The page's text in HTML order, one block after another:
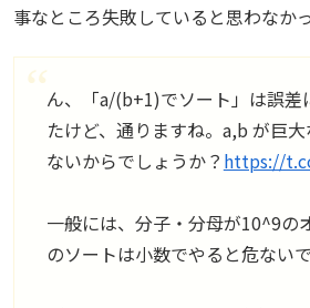
事なところ失敗していると思わなか
ん、「a/(b+1)でソート」は誤差
たけど、通りますね。a,b が巨
ないからでしょうか？ https://
一般には、分子・分母が10^9の
のソートは小数でやると危ない